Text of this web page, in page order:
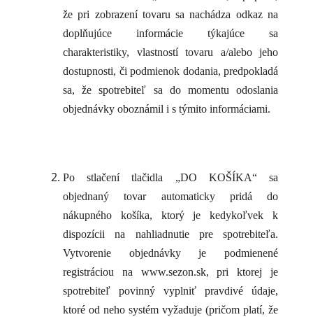
že pri zobrazení tovaru sa nachádza odkaz na
doplňujúce informácie týkajúce sa
charakteristiky, vlastností tovaru a/alebo jeho
dostupnosti, či podmienok dodania, predpokladá
sa, že spotrebiteľ sa do momentu odoslania
objednávky oboznámil i s týmito informáciami.
Po stlačení tlačidla „DO KOŠÍKA“ sa
objednaný tovar automaticky pridá do
nákupného košíka, ktorý je kedykoľvek k
dispozícii na nahliadnutie pre spotrebiteľa.
Vytvorenie objednávky je podmienené
registráciou na www.sezon.sk, pri ktorej je
spotrebiteľ povinný vyplniť pravdivé údaje,
ktoré od neho systém vyžaduje (pričom platí, že